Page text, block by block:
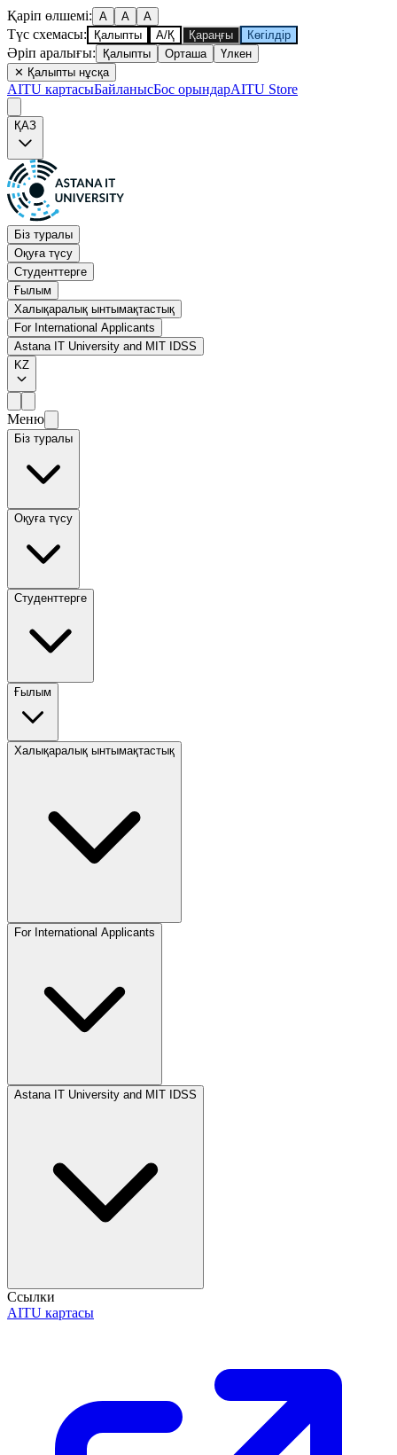
Қаріп өлшемі: A A A
Түс схемасы: Қалыпты А/Қ Қараңғы Көгілдір
Әріп аралығы: Қалыпты Орташа
Үлкен
✕ Қалыпты нұсқа
AITU картасыБайланысБос орындарAITU Store
ҚАЗ
Біз туралы
Оқуға түсу
Студенттерге
Ғылым
Халықаралық ынтымақтастық
For International Applicants
Astana IT University and MIT IDSS
KZ
Меню
Біз туралы
Оқуға түсу
Студенттерге
Ғылым
Халықаралық ынтымақтастық
For International Applicants
Astana IT University and MIT IDSS
Ссылки
AITU картасы